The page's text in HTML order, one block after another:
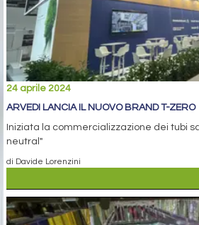
24 aprile 2024
ARVEDI LANCIA IL NUOVO BRAND T-ZERO
Iniziata la commercializzazione dei tubi
neutral"
di Davide Lorenzini